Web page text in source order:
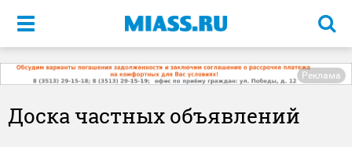
Меню
Реклама
Доска частных объявлений